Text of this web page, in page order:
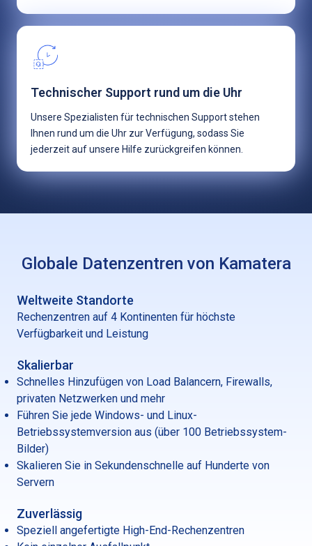
Technischer Support rund um die Uhr
Unsere Spezialisten für technischen Support stehen
Ihnen rund um die Uhr zur Verfügung, sodass Sie
jederzeit auf unsere Hilfe zurückgreifen können.
Globale Datenzentren von Kamatera
Weltweite Standorte
Rechenzentren auf 4 Kontinenten für höchste
Verfügbarkeit und Leistung
Skalierbar
Schnelles Hinzufügen von Load Balancern, Firewalls,
privaten Netzwerken und mehr
Führen Sie jede Windows- und Linux-
Betriebssystemversion aus (über 100 Betriebssystem-
Bilder)
Skalieren Sie in Sekundenschnelle auf Hunderte von
Servern
Zuverlässig
Speziell angefertigte High-End-Rechenzentren